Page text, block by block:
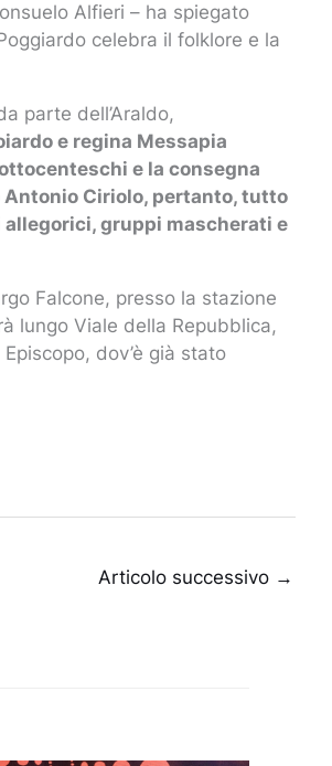
Alfieri – ha spiegato
celebra il folklore e la
parte dell’Araldo,
e regina Messapia
e la consegna
Ciriolo, pertanto, tutto
gruppi mascherati e
Falcone, presso la stazione
lungo Viale della Repubblica,
dov’è già stato
Articolo successivo →